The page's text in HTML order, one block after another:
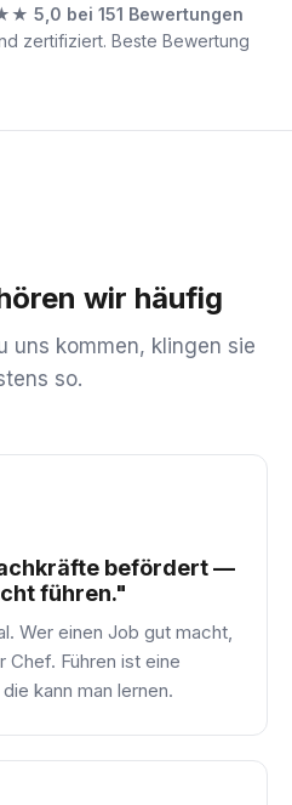
5,0 bei 151 Bewertungen
zertifiziert. Beste Bewertung
wir häufig
uns kommen, klingen sie
so.
befördert —
führen."
Wer einen Job gut macht,
Chef. Führen ist eine
kann man lernen.